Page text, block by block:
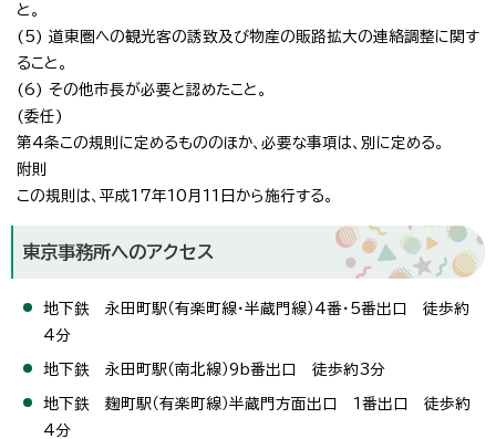
と。
(5) 道東圏への観光客の誘致及び物産の販路拡大の連絡調整に関す
ること。
(6) その他市長が必要と認めたこと。
(委任)
第4条この規則に定めるもののほか、必要な事項は、別に定める。
附則
この規則は、平成17年10月11日から施行する。
東京事務所へのアクセス
地下鉄 永田町駅（有楽町線・半蔵門線）4番・5番出口 徒歩約
4分
地下鉄 永田町駅（南北線）9b番出口 徒歩約3分
地下鉄 麹町駅（有楽町線）半蔵門方面出口 1番出口 徒歩約
4分